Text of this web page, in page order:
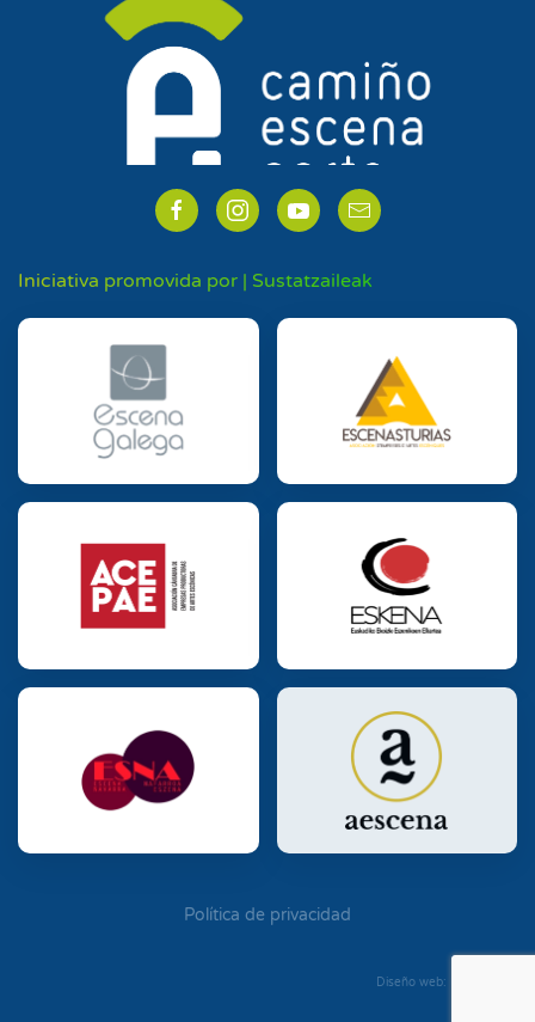
Iniciativa promovida por | Sustatzaileak
Política de privacidad
Diseño web: Diego Seixo